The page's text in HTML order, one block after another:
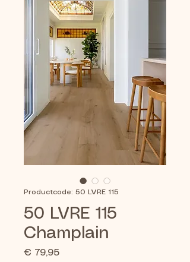
Productcode: 50 LVRE 115
50 LVRE 115
Champlain
€ 79,95Prijs